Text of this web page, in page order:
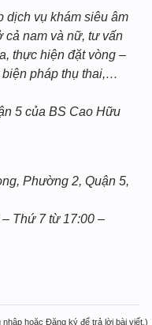
dịch vụ khám siêu âm
cả nam và nữ, tư vấn
thực hiện đặt vòng –
biện pháp thụ thai,…
5 của BS Cao Hữu
Phường 2, Quận 5,
Thứ 7 từ 17:00 –
nhập hoặc Đăng ký để trả lời bài viết.)